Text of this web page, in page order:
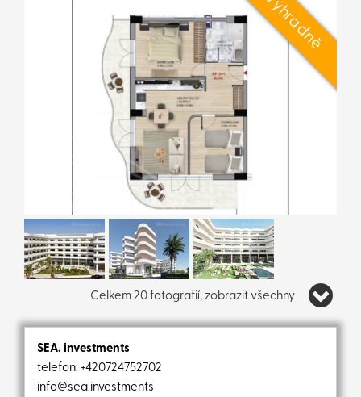
Celkem 20 fotografií, zobrazit všechny
SEA. investments
telefon: +420724752702
info@sea.investments